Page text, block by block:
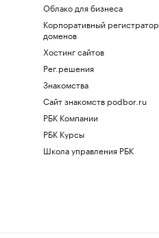
Облако для бизнеса
Корпоративный регистратор
доменов
Хостинг сайтов
Рег.решения
Знакомства
Сайт знакомств podbor.ru
РБК Компании
РБК Курсы
Школа управления РБК